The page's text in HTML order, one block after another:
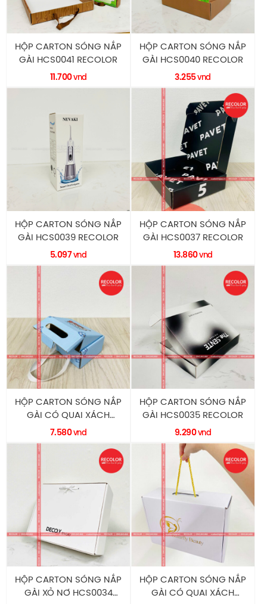
HỘP CARTON SÓNG NẮP
GÀI HCS0041 RECOLOR
11.700vnd
HỘP CARTON SÓNG NẮP
GÀI HCS0040 RECOLOR
3.255vnd
HỘP CARTON SÓNG NẮP
GÀI HCS0039 RECOLOR
5.097vnd
HỘP CARTON SÓNG NẮP
GÀI HCS0037 RECOLOR
13.860vnd
HỘP CARTON SÓNG NẮP
GÀI CÓ QUAI XÁCH
HCS0036 RECOLOR
7.580vnd
HỘP CARTON SÓNG NẮP
GÀI HCS0035 RECOLOR
9.290vnd
HỘP CARTON SÓNG NẮP
GÀI XỎ NƠ HCS0034
HỘP CARTON SÓNG NẮP
GÀI CÓ QUAI XÁCH